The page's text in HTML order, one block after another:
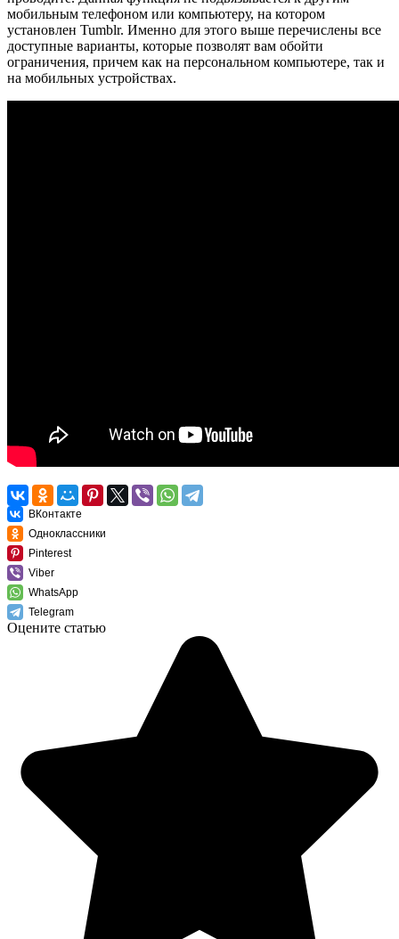
мобильным телефоном или компьютеру, на котором
установлен Tumblr. Именно для этого выше перечислены все
доступные варианты, которые позволят вам обойти
ограничения, причем как на персональном компьютере, так и
на мобильных устройствах.
ВКонтакте
Одноклассники
Pinterest
Viber
WhatsApp
Telegram
Оцените статью